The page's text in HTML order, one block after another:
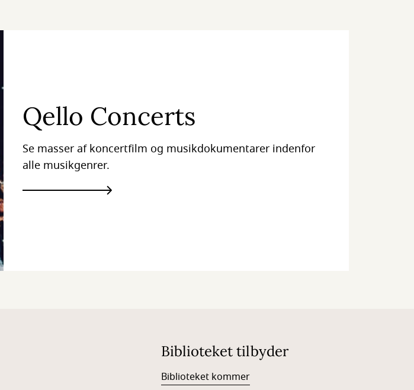
Qello Concerts
Se masser af koncertfilm og musikdokumentarer indenfor
alle musikgenrer.
Biblioteket tilbyder
Biblioteket kommer